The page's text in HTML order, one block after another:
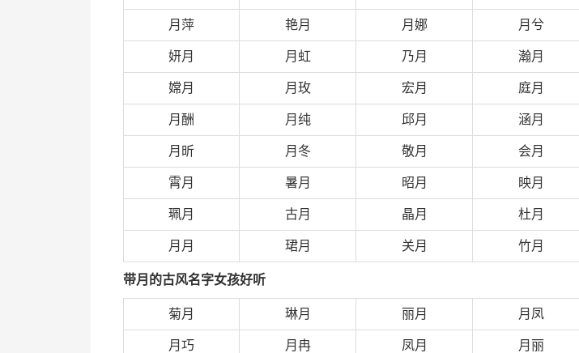
月萍 艳月 月娜 月兮
妍月 月虹 乃月 瀚月
嫦月 月玫 宏月 庭月
月酬 月纯 邱月 涵月
月昕 月冬 敬月 会月
霄月 暑月 昭月 映月
珮月 古月 晶月 杜月
月月 珺月 关月 竹月
带月的古风名字女孩好听
菊月 琳月 丽月 月凤
月巧 月冉 凤月 月丽